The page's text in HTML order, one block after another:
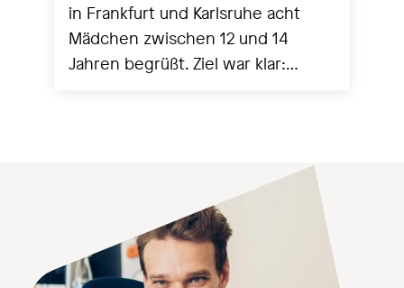
in Frankfurt und Karlsruhe acht
Mädchen zwischen 12 und 14
Jahren begrüßt. Ziel war klar:
echte Erfolgserlebnisse schaffen.